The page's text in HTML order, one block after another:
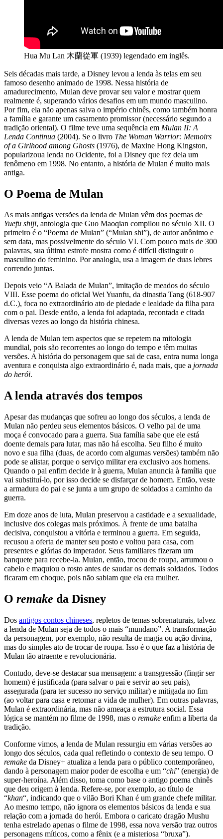
Hua Mu Lan 木蘭從軍 (1939) legendado em inglês.
Seis décadas mais tarde, a Disney levou a lenda às telas em seu
famoso desenho animado de 1998. Nessa história de
amadurecimento, Mulan deve provar seu valor e mostrar quem
realmente é, superando vários desafios em um mundo masculino.
Por fim, ela não apenas salva o império chinês, como também honra
a família e garante um casamento promissor (necessário segundo a
tradição oriental). O filme teve uma sequência em Mulan II: A
Lenda Continua (2004). Se o livro The Woman Warrior: Memoirs
of a Girlhood among Ghosts (1976), de Maxine Hong Kingston,
popularizoua lenda no Ocidente, foi a Disney que fez dela um
fenômeno em 1998. No entanto, a história de Mulan é muito mais
antiga.
O Poema de Mulan
As mais antigas versões da lenda de Mulan vêm dos poemas de
Yuefu shiji, antologia que Guo Maoqian compilou no século XII. O
primeiro é o “Poema de Mulan” (“Mulan shi”), de autor anônimo e
sem data, mas possivelmente do século VI. Com pouco mais de 300
palavras, sua última estrofe mostra como é difícil distinguir o
masculino do feminino. Por analogia, usa a imagem de duas lebres
correndo juntas.
Depois veio “A Balada de Mulan”, imitação de meados do século
VIII. Esse poema do oficial Wei Yuanfu, da dinastia Tang (618-907
d.C.), foca no extraordinário ato de piedade e lealdade da filha para
com o pai. Desde então, a lenda foi adaptada, recontada e citada
diversas vezes ao longo da história chinesa.
A lenda de Mulan tem aspectos que se repetem na mitologia
mundial, pois são recorrentes ao longo do tempo e têm muitas
versões. A história do personagem que sai de casa, entra numa longa
aventura e conquista algo extraordinário é, nada mais, que a jornada
do herói.
A lenda através dos tempos
Apesar das mudanças que sofreu ao longo dos séculos, a lenda de
Mulan não perdeu seus elementos básicos. O velho pai de uma
moça é convocado para a guerra. Sua família sabe que ele está
doente demais para lutar, mas não há escolha. Seu filho é muito
novo e sua filha (duas, de acordo com algumas versões) também não
pode se alistar, porque o serviço militar era exclusivo aos homens.
Quando o pai enfim decide ir à guerra, Mulan anuncia à família que
vai substituí-lo, por isso decide se disfarçar de homem. Então, veste
a armadura do pai e se junta a um grupo de soldados a caminho da
guerra.
Em doze anos de luta, Mulan preservou a castidade e a sexualidade,
inclusive dos colegas mais próximos. À frente de uma batalha
decisiva, conquistou a vitória e terminou a guerra. Em seguida,
recusou a oferta de manter seu posto e voltou para casa, com
presentes e glórias do imperador. Seus familiares fizeram um
banquete para recebe-la. Mulan, então, trocou de roupa, arrumou o
cabelo e maquiou o rosto antes de saudar os demais soldados. Todos
ficaram em choque, pois não sabiam que ela era mulher.
O remake da Disney
Dos antigos contos chineses, repletos de temas sobrenaturais, talvez
a lenda de Mulan seja de todos o mais “mundano”. A transformação
da personagem, por exemplo, não resulta de magia ou ação divina,
mas do simples ato de trocar de roupa. Isso é o que faz a história de
Mulan tão atraente e revolucionária.
Contudo, deve-se destacar sua mensagem: a transgressão (fingir ser
homem) é justificada (para salvar o pai e servir ao seu país),
assegurada (para ter sucesso no serviço militar) e mitigada no fim
(ao voltar para casa e retomar a vida de mulher). Em outras palavras,
Mulan é extraordinária, mas não ameaça a estrutura social. Essa
lógica se mantém no filme de 1998, mas o remake enfim a liberta da
tradição.
Conforme vimos, a lenda de Mulan ressurgiu em várias versões ao
longo dos séculos, cada qual refletindo o contexto de seu tempo. O
remake da Disney+ atualiza a lenda para o público contemporâneo,
dando à personagem maior poder de escolha e um “chi” (energia) de
super-heroína. Além disso, toma como base o antigo poema chinês
que deu origem à lenda. Refere-se, por exemplo, ao título de
“khan“, indicando que o vilão Bori Khan é um grande chefe militar.
Ao mesmo tempo, não ignora os elementos básicos da lenda e sua
relação com a jornada do herói. Embora o caricato dragão Mushu
tenha estrelado apenas o filme de 1998, essa nova versão traz outros
personagens míticos, como a fênix (e a misteriosa “bruxa”).